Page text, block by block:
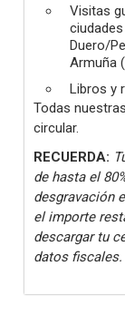
Visitas
Duero/
Armuña
Libros y
Todas
circular.
RECUERDA:
de hasta el
desgravación
el importe
descargar tu
datos fiscales.